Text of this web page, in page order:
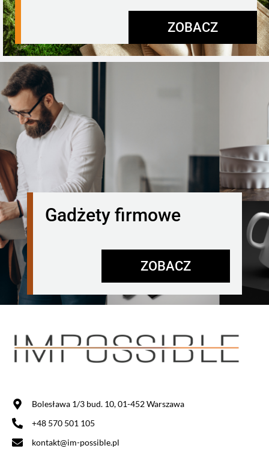
ZOBACZ
Gadżety firmowe
ZOBACZ
Bolesława 1/3 bud. 10, 01-452 Warszawa
+48 570 501 105
kontakt@im-possible.pl